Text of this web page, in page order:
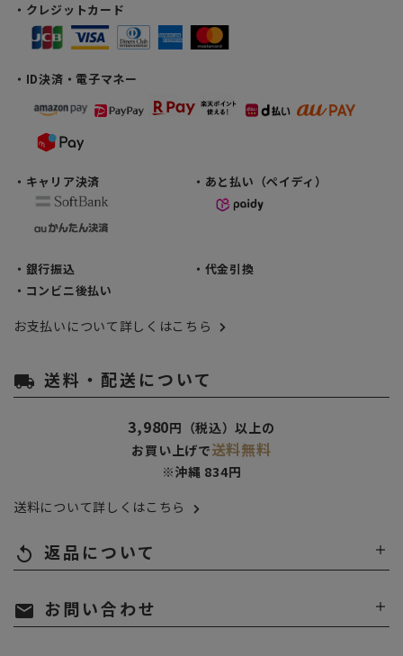
・クレジットカード
・ID決済・電子マネー
・キャリア決済 ・あと払い（ペイディ）
・銀行振込
・代金引換
・コンビニ後払い
お支払いについて詳しくはこちら
local_shipping 送料・配送について
3,980円（税込）以上の
お買い上げで送料無料
※沖縄 834円
送料について詳しくはこちら
replay 返品について
mail お問い合わせ